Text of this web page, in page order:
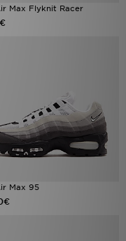
Max Flyknit Racer
Max 95